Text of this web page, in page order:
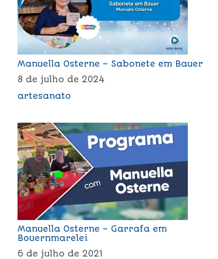
Manuella Osterne – Sabonete em Bauer
8 de julho de 2024
artesanato
Manuella Osterne – Garrafa em
Bouernmarelei
6 de julho de 2021